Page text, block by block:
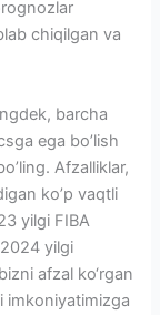
chiqilgan va
barcha
ega bo’lish
Afzalliklar,
ko’p vaqtli
yilgi FIBA
yilgi
afzal ko‘rgan
imkoniyatimizga